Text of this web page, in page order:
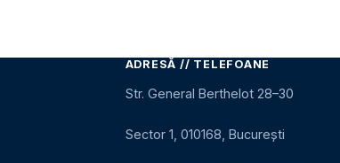
ADRESĂ // TELEFOANE
Str. General Berthelot 28–30
Sector 1, 010168, București